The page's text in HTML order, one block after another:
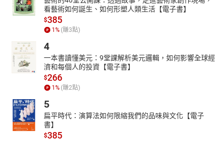
看藝術如何誕生、如何形塑人類生活【電子書】
$385
1 % (賺3點)
4
一本書讀懂美元：9堂課解析美元邏輯，如何影響全球經
濟和每個人的投資【電子書】
$266
1 % (賺2點)
5
扁平時代：演算法如何限縮我們的品味與文化【電子
書】
$385